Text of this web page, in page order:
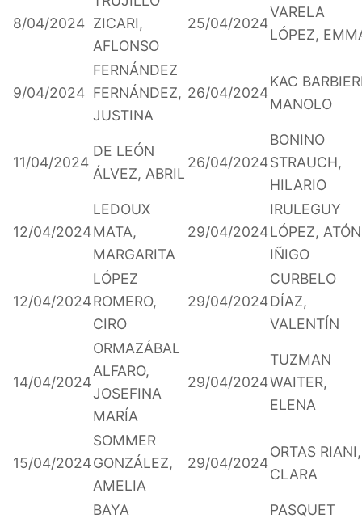
8/04/2024 ZICARI,
AFLONSO
25/04/2024
VARELA
LÓPEZ,
9/04/2024
FERNÁNDEZ
FERNÁNDEZ,
JUSTINA
26/04/2024
KAC
MANOLO
11/04/2024
DE LEÓN
ÁLVEZ, ABRIL
26/04/2024
BONINO
STRAUCH,
HILARIO
12/04/2024
LEDOUX
MATA,
MARGARITA
29/04/2024
IRULEGUY
LÓPEZ, ATÓN
IÑIGO
12/04/2024
LÓPEZ
ROMERO,
CIRO
29/04/2024
CURBELO
DÍAZ,
VALENTÍN
14/04/2024
ORMAZÁBAL
ALFARO,
JOSEFINA
MARÍA
29/04/2024
TUZMAN
WAITER,
ELENA
15/04/2024
SOMMER
GONZÁLEZ,
AMELIA
29/04/2024
ORTAS RIANI,
CLARA
BAYA
PASQUET